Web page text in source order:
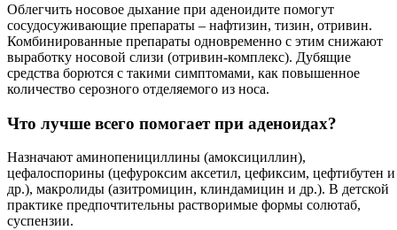
Облегчить носовое дыхание при аденоидите помогут
сосудосуживающие препараты – нафтизин, тизин, отривин.
Комбинированные препараты одновременно с этим снижают
выработку носовой слизи (отривин-комплекс). Дубящие
средства борются с такими симптомами, как повышенное
количество серозного отделяемого из носа.
Что лучше всего помогает при аденоидах?
Назначают аминопенициллины (амоксициллин),
цефалоспорины (цефуроксим аксетил, цефиксим, цефтибутен и
др.), макролиды (азитромицин, клиндамицин и др.). В детской
практике предпочтительны растворимые формы солютаб,
суспензии.